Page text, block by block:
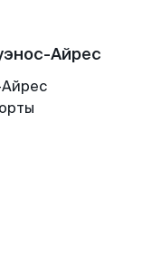
Айрес